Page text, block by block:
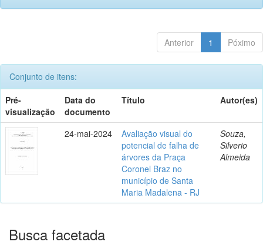
Anterior 1 Póximo
Conjunto de itens:
Pré-
visualização
Data do
documento
Título Autor(es)
24-mai-2024
Avaliação visual do
potencial de falha de
árvores da Praça
Coronel Braz no
município de Santa
Maria Madalena - RJ
Souza,
Silverio
Almeida
Busca facetada